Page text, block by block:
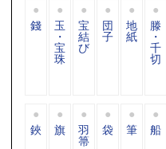
錢 玉
・
宝
珠
宝
結
び
団
子
地
紙
滕
・
千
切
鋏 旗 羽
箒
袋 筆 船